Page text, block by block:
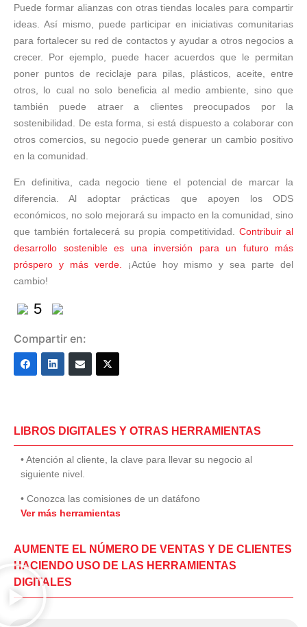
Puede formar alianzas con otras tiendas locales para compartir
ideas. Así mismo, puede participar en iniciativas comunitarias
para fortalecer su red de contactos y ayudar a otros negocios a
crecer. Por ejemplo, puede hacer acuerdos que le permitan
poner puntos de reciclaje para pilas, plásticos, aceite, entre
otros, lo cual no solo beneficia al medio ambiente, sino que
también puede atraer a clientes preocupados por la
sostenibilidad. De esta forma, si está dispuesto a colaborar con
otros comercios, su negocio puede generar un cambio positivo
en la comunidad.
En definitiva, cada negocio tiene el potencial de marcar la
diferencia. Al adoptar prácticas que apoyen los ODS
económicos, no solo mejorará su impacto en la comunidad, sino
que también fortalecerá su propia competitividad. Contribuir al
desarrollo sostenible es una inversión para un futuro más
próspero y más verde. ¡Actúe hoy mismo y sea parte del
cambio!
5
Compartir en:
LIBROS DIGITALES Y OTRAS HERRAMIENTAS
• Atención al cliente, la clave para llevar su negocio al
siguiente nivel.
• Conozca las comisiones de un datáfono
Ver más herramientas
AUMENTE EL NÚMERO DE VENTAS Y DE CLIENTES
HACIENDO USO DE LAS HERRAMIENTAS
DIGITALES